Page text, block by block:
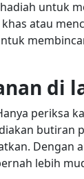
untuk
atau
di
periksa
butiran
lebih